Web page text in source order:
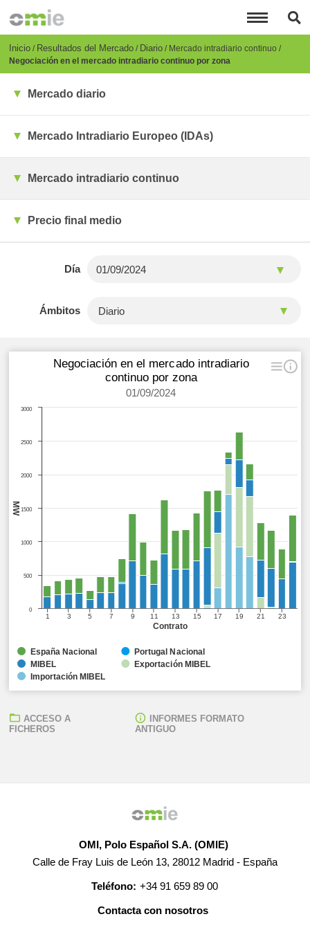
principal
Breadcrumb
Inicio Resultados del Mercado Diario Mercado intradiario continuo
Negociación en el mercado intradiario continuo por zona
Mercado diario
Mercado Intradiario Europeo (IDAs)
Mercado intradiario continuo
Precio final medio
Día
Ámbitos
Contrato
MW
Negociación en el mercado intradiario
continuo por zona
01/09/2024
1 3 5 7 9 11 13 15 17 19 21 23
0
500
1000
1500
2000
2500
3000
España Nacional Portugal Nacional
MIBEL Exportación MIBEL
Importación MIBEL
ACCESO A
FICHEROS
INFORMES FORMATO
ANTIGUO
OMI, Polo Español S.A. (OMIE)
Calle de Fray Luis de León 13, 28012 Madrid - España
Teléfono: +34 91 659 89 00
Contacta con nosotros